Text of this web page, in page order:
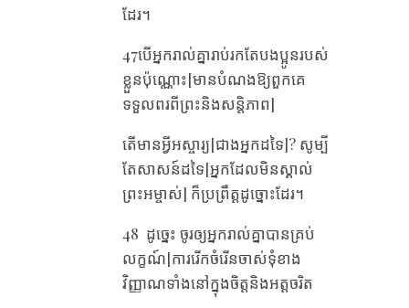
ដែរ។
47បើ​អ្នក​រាល់​គ្នា​រាប់​រក​តែ​បង‌ប្អូន​របស់​
ខ្លួន​ប៉ុណ្ណោះ[មានបំណងឱ្យពួកគេ
ទទួលពរពីព្រះនិងសន្តិភាព]
តើ​មាន​អ្វី​អស្ចារ្យ[ជាងអ្នកដទៃ]? សូម្បី​
តែ​សាសន៍​ដទៃ​[អ្នកដែលមិនស្គាល់
ព្រះអម្ចាស់] ក៏​ប្រព្រឹត្ត​ដូច្នោះ​ដែរ។
48 ដូច្នេះ ចូរ​ឲ្យ​អ្នក​រាល់​គ្នា​បាន​គ្រប់​
លក្ខណ៍[ការរើកចំរើនចាស់ទុំខាង
វិញ្ញាណទាំងនៅក្នុងចិត្តនិងអត្តចរិត